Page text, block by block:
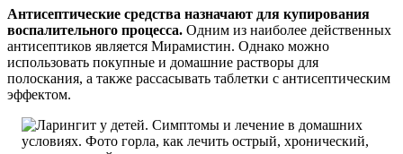
Антисептические средства назначают для купирования
воспалительного процесса. Одним из наиболее действенных
антисептиков является Мирамистин. Однако можно
использовать покупные и домашние растворы для
полоскания, а также рассасывать таблетки с антисептическим
эффектом.